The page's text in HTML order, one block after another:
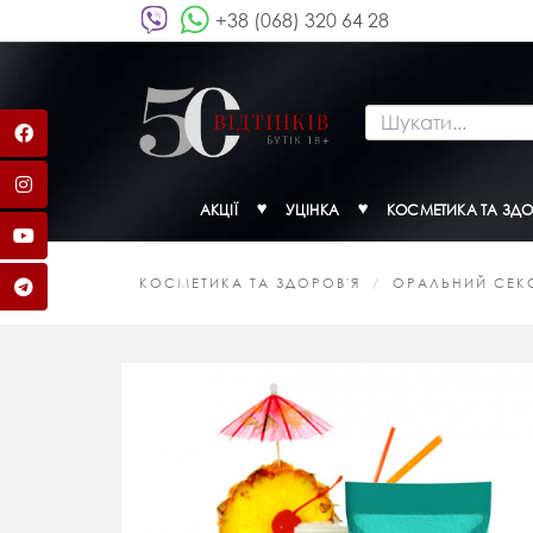
+38 (068) 320 64 28
АКЦІЇ УЦІНКА КОСМЕТИКА ТА
КОСМЕТИКА ТА ЗДОРОВ'Я ОРАЛЬНИЙ